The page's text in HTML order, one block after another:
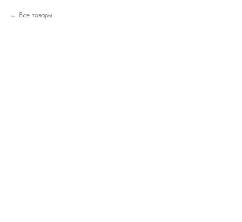
Все товары